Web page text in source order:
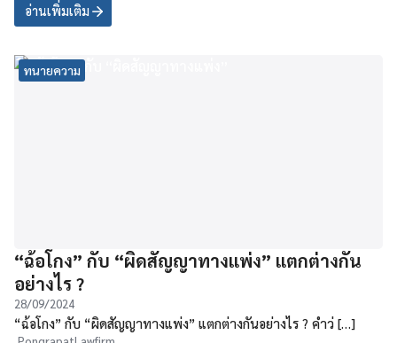
อ่านเพิ่มเติม
ทนายความ
“ฉ้อโกง” กับ “ผิดสัญญาทางแพ่ง” แตกต่างกัน
อย่างไร ?
28/09/2024
“ฉ้อโกง” กับ “ผิดสัญญาทางแพ่ง” แตกต่างกันอย่างไร ? คำว่ […]